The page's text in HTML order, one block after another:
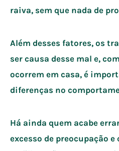
raiva, sem que nada de
Além desses fatores, os
ser causa desse mal e,
ocorrem em casa, é
diferenças no
Há ainda quem acabe
excesso de preocupação